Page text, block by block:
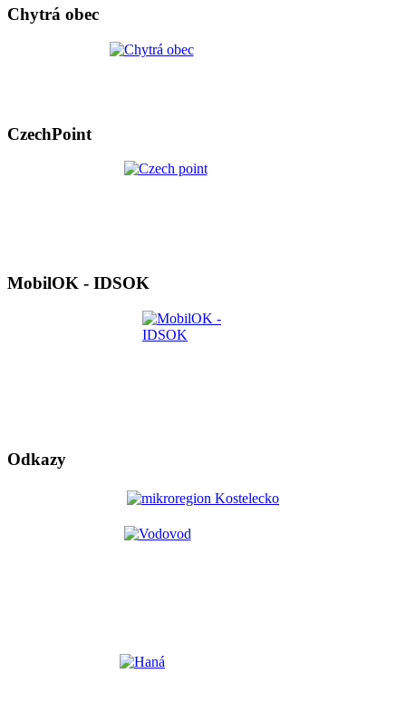
Chytrá obec
CzechPoint
MobilOK - IDSOK
Odkazy